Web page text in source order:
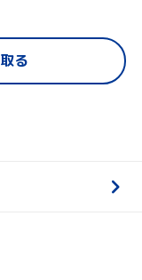
る